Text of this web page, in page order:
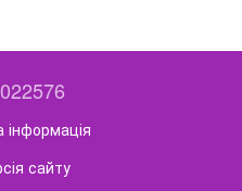
інформація
сайту